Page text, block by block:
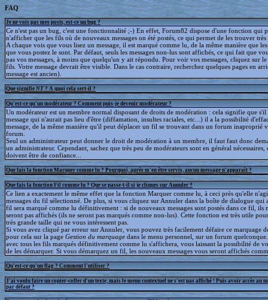
FAQ
Je ne vois pas mes posts, est-ce un bug ?
Ce n'est pas un bug, c'est une fonctionnalité ;-) En effet, Forum82 dispose d'une fonction qui
n'afficher que les fils où de nouveaux messages on été postés, ce qui permet de les trouver
A chaque vois que vous lisez un message, il est marqué comme lu, de la même manière que les
que vous postez le sont. Par défaut, seuls les messages non-lus sont affichés, ce qui fait que
pas vos messages, à moins que quelqu'un y ait répondu. Pour voir vos messages, cliquez sur
fils. Votre message devrait être visible. Dans le cas contraire, recherchez quelques pages en
message est ancien).
Que signifie NT ? A quoi cela sert-il ?
Qu'est-ce qu'un modérateur ? Comment puis-je devenir modérateur ?
Un modérateur est un membre normal disposant de droits de modération : cela signifie que
message qui n'aurait pas lieu d'être (diffamation, insultes raciales, etc...) il a la possibilité
message, de la même manière qu'il peut déplacer un fil se trouvant dans un forum inaproprié
forum.
Seul un administrateur peut donner le droit de modération à un membre, il faut faut donc
un administrateur. Cependant, sachez que très peu de modérateurs sont en général nécessaires,
doivent être de confiance...
Que fais la fonction Marquer comme lu ? Pourquoi, après m'en être servis, aucun message n'apparaît ?
Que fais la fonction Fil comme lu ? Que se passe-t-il si je cliques sur Annuler ?
Ce lien a exactement le même effet que la fonction Marquer comme lu, à ceci près qu'elle
messages du fil sélectionné. De plus, si vous cliquez sur Annuler dans la boîte de dialogue qui
fil sera marqué comme lu définitivement : si de nouveaux messages sont postés dans ce fil, ils
seront pas affichés (ils ne seront pas marqués comme non-lus). Cette fonction est très utile
très grande taille qui ne vous intéressent pas.
Si vous avez cliqué par erreur sur Annuler, vous pouvez très facilement défaire ce marquage
pour cela sur la page Gestion du marquage dans le menu personnel, sur un forum
avec tous les fils marqués définitivement comme lu s'affichera, vous laissant la possibilité de
de les démarquer. Si vous démarquez un fil, les nouveaux messages vous seront affichés
Qu'est-ce qu'un flag ? Comment l'utiliser ?
J'ai voulu faire un copier-coller d'un texte, mais le menu contextuel ne s'est pas affiché ! Puis avoir accès au
par défaut ?